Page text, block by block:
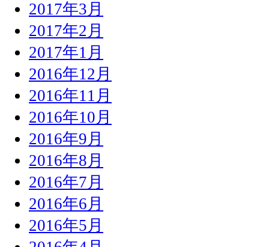
2017年3月
2017年2月
2017年1月
2016年12月
2016年11月
2016年10月
2016年9月
2016年8月
2016年7月
2016年6月
2016年5月